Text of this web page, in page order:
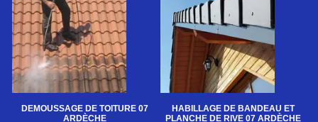
DEMOUSSAGE DE TOITURE 07
ARDÈCHE
HABILLAGE DE BANDEAU ET
PLANCHE DE RIVE 07 ARDÈCHE